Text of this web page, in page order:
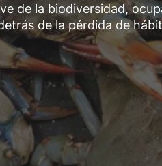
de la biodiversidad,
de la pérdida de